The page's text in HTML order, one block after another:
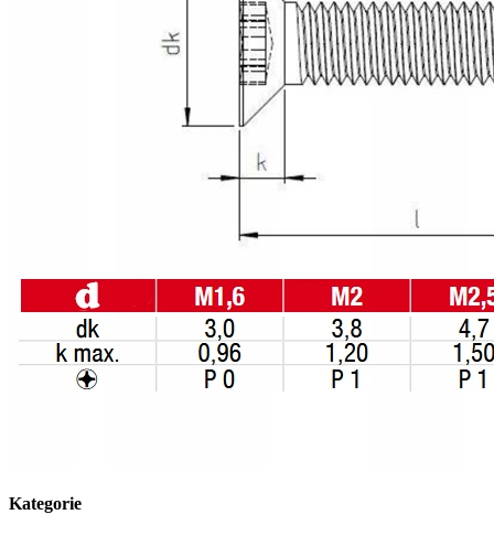
Kategorie